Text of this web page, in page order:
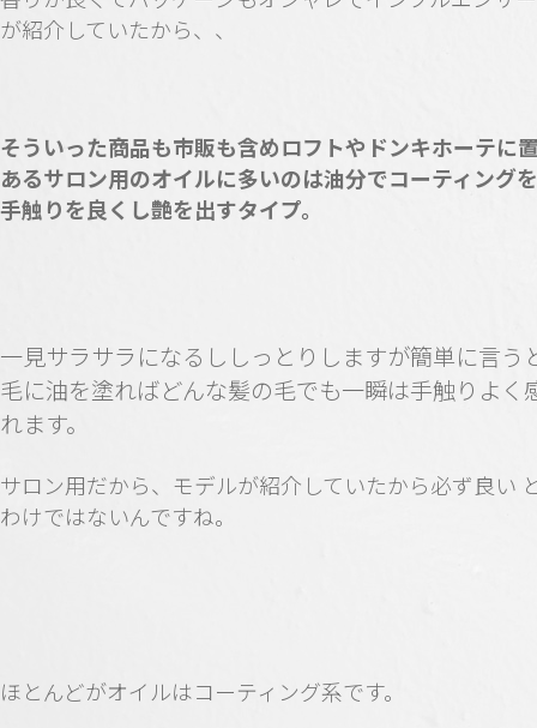
が紹介していたから、、
そういった商品も市販も含めロフトやドンキホーテに
あるサロン用のオイルに多いのは油分でコーティング
手触りを良くし艶を出すタイプ。
一見サラサラになるししっとりしますが簡単に言う
毛に油を塗ればどんな髪の毛でも一瞬は手触りよく
れます。
サロン用だから、モデルが紹介していたから必ず良い
わけではないんですね。
ほとんどがオイルはコーティング系です。